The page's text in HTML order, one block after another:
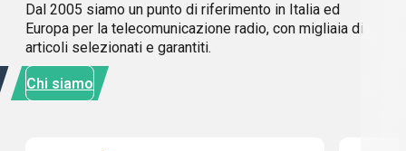
Dal 2005 siamo un punto di riferimento in Italia ed
Europa per la telecomunicazione radio, con migliaia di
articoli selezionati e garantiti.
Chi siamo